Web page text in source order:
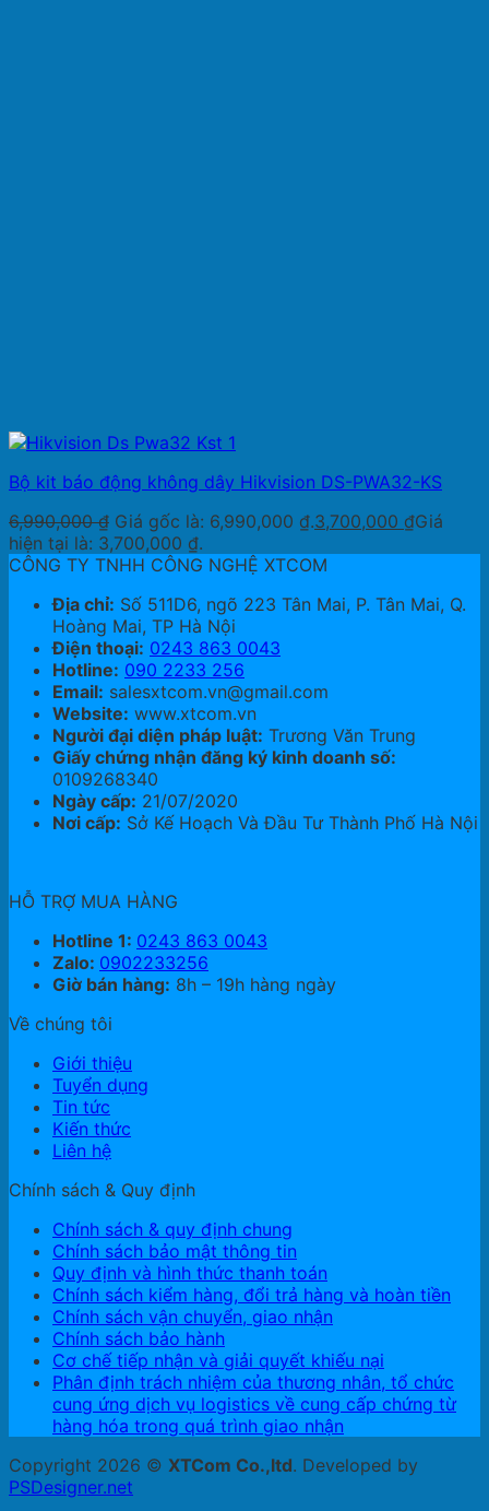
Bộ kit báo động không dây Hikvision DS-PWA32-KS
6,990,000₫ Giá gốc là: 6,990,000 ₫.3,700,000 ₫Giá
hiện tại là: 3,700,000 ₫.
CÔNG TY TNHH CÔNG NGHỆ XTCOM
Địa chỉ: Số 511D6, ngõ 223 Tân Mai, P. Tân Mai, Q.
Hoàng Mai, TP Hà Nội
Điện thoại: 0243 863 0043
Hotline: 090 2233 256
Email: salesxtcom.vn@gmail.com
Website: www.xtcom.vn
Người đại diện pháp luật: Trương Văn Trung
Giấy chứng nhận đăng ký kinh doanh số:
0109268340
Ngày cấp: 21/07/2020
Nơi cấp: Sở Kế Hoạch Và Đầu Tư Thành Phố Hà Nội
HỖ TRỢ MUA HÀNG
Hotline 1: 0243 863 0043
Zalo: 0902233256
Giờ bán hàng: 8h – 19h hàng ngày
Về chúng tôi
Giới thiệu
Tuyển dụng
Tin tức
Kiến thức
Liên hệ
Chính sách & Quy định
Chính sách & quy định chung
Chính sách bảo mật thông tin
Quy định và hình thức thanh toán
Chính sách kiểm hàng, đổi trả hàng và hoàn tiền
Chính sách vận chuyển, giao nhận
Chính sách bảo hành
Cơ chế tiếp nhận và giải quyết khiếu nại
Phân định trách nhiệm của thương nhân, tổ chức
cung ứng dịch vụ logistics về cung cấp chứng từ
hàng hóa trong quá trình giao nhận
Copyright 2026 © XTCom Co.,ltd. Developed by
PSDesigner.net